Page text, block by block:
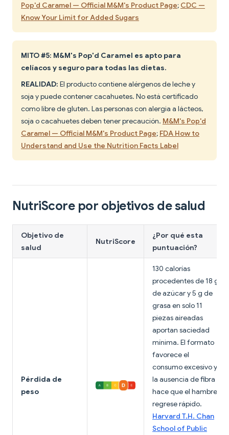
Pop'd Caramel — Official M&M's Product Page; CDC —
Know Your Limit for Added Sugars
MITO #5: M&M's Pop'd Caramel es apto para
celíacos y seguro para todas las dietas.
REALIDAD: El producto contiene alérgenos de leche y
soja y puede contener cacahuetes. No está certificado
como libre de gluten. Las personas con alergia a lácteos,
soja o cacahuetes deben tener precaución. M&M's Pop'd
Caramel — Official M&M's Product Page; FDA How to
Understand and Use the Nutrition Facts Label
NutriScore por objetivos de salud
Objetivo de
salud
NutriScore
¿Por qué esta
puntuación?
Pérdida de
peso
130 calorías
procedentes de 18 g
de azúcar y 5 g de
grasa en solo 11
piezas aireadas
aportan saciedad
mínima. El formato
favorece el
consumo excesivo y
la ausencia de fibra
hace que el hambre
regrese rápido.
Harvard T.H. Chan
School of Public